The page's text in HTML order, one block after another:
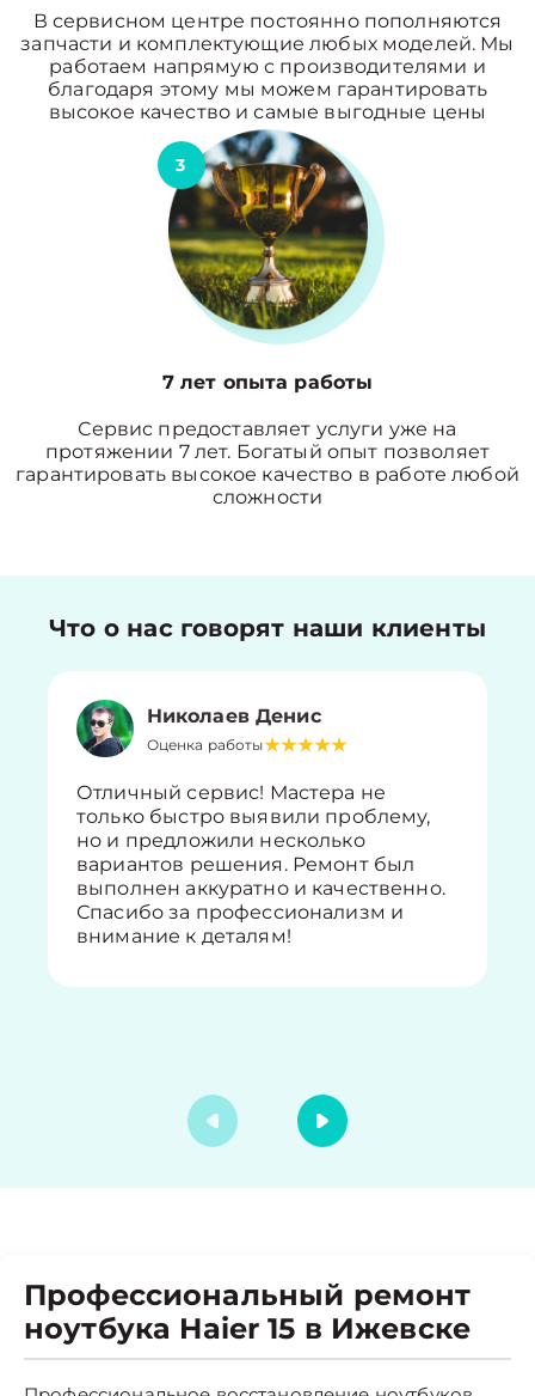
В сервисном центре постоянно пополняются
запчасти и комплектующие любых моделей. Мы
работаем напрямую с производителями и
благодаря этому мы можем гарантировать
высокое качество и самые выгодные цены
3
7 лет опыта работы
Сервис предоставляет услуги уже на
протяжении 7 лет. Богатый опыт позволяет
гарантировать высокое качество в работе любой
сложности
Что о нас говорят наши клиенты
Николаев Денис
Оценка работы
Отличный сервис! Мастера не
только быстро выявили проблему,
но и предложили несколько
вариантов решения. Ремонт был
выполнен аккуратно и качественно.
Спасибо за профессионализм и
внимание к деталям!
Профессиональный ремонт
ноутбука Haier 15 в Ижевске